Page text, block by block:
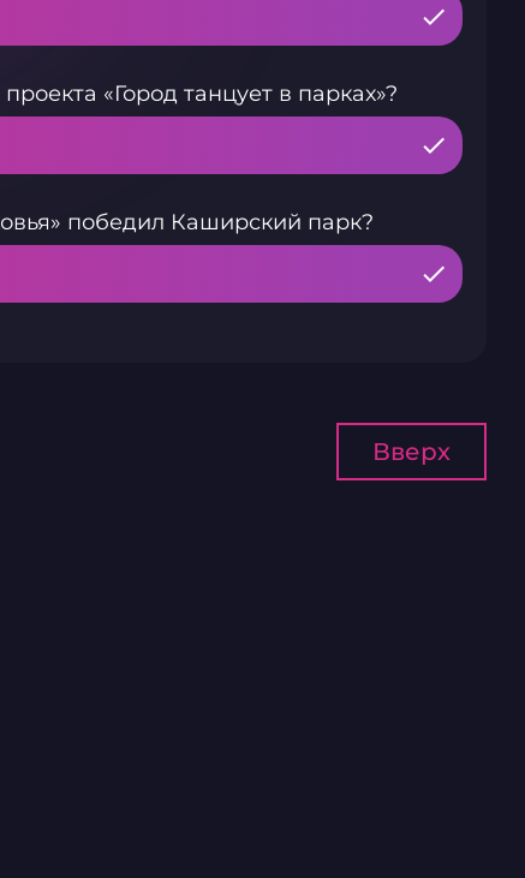
«Город танцует в парках»?
победил Каширский парк?
Вверх